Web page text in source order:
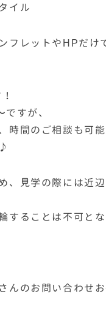
イル
フレットやHPだけ
すが、
時間のご相談も可
、見学の際には近
ることは不可とな
んのお問い合わせお